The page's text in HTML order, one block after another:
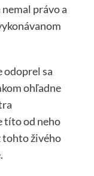
právo a
odoprel sa
ohľadne
títo od neho
tohto živého